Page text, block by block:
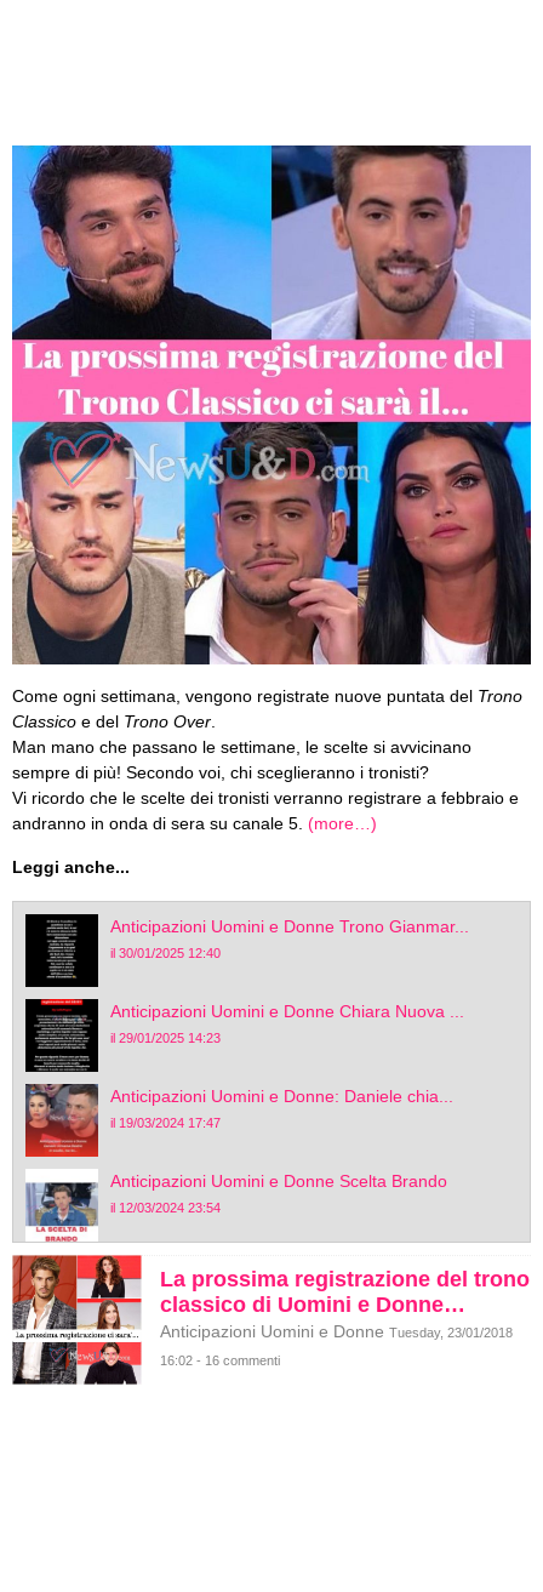
Come ogni settimana, vengono registrate nuove puntata del Trono
Classico e del Trono Over
Man mano che passano le settimane, le scelte si avvicinano
sempre di più! Secondo voi, chi sceglieranno i tronisti?
Vi ricordo che le scelte dei tronisti verranno registrare a febbraio e
andranno in onda di sera su canale 5. (more…)
Leggi anche...
Anticipazioni Uomini e Donne Trono Gianmar...
il 30/01/2025 12:40
Anticipazioni Uomini e Donne Chiara Nuova ...
il 29/01/2025 14:23
Anticipazioni Uomini e Donne: Daniele chia...
il 19/03/2024 17:47
Anticipazioni Uomini e Donne Scelta Brando
il 12/03/2024 23:54
La prossima registrazione del trono
classico di Uomini e Donne…
Anticipazioni Uomini e Donne Tuesday, 23/01/2018
16:02 - 16 commenti